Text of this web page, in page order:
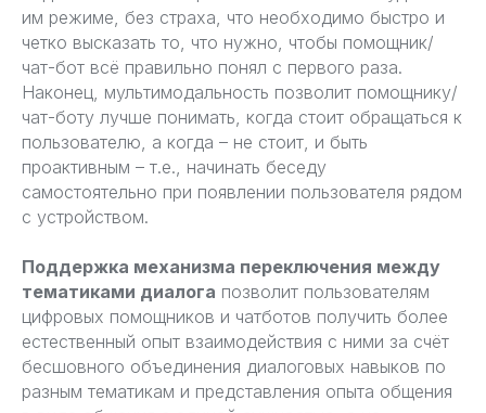
им режиме, без страха, что необходимо быстро и
четко высказать то, что нужно, чтобы помощник/
чат-бот всё правильно понял с первого раза.
Наконец, мультимодальность позволит помощнику/
чат-боту лучше понимать, когда стоит обращаться к
пользователю, а когда – не стоит, и быть
проактивным – т.е., начинать беседу
самостоятельно при появлении пользователя рядом
с устройством.
Поддержка механизма переключения между
тематиками диалога позволит пользователям
цифровых помощников и чатботов получить более
естественный опыт взаимодействия с ними за счёт
бесшовного объединения диалоговых навыков по
разным тематикам и представления опыта общения